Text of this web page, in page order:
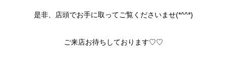
是非、店頭でお手に取ってご覧くださいませ(*^^*)
ご来店お待ちしております♡♡